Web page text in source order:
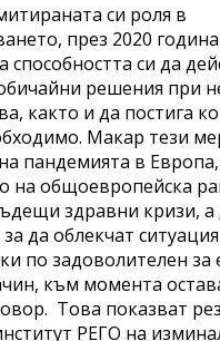
си роля в
през 2020
способността си да
решения при
както и да постига
Макар тези
пандемията в
на общоевропейска
здравни кризи,
да облекчат
по задоволителен за
към момента
Това показват
РЕГО на